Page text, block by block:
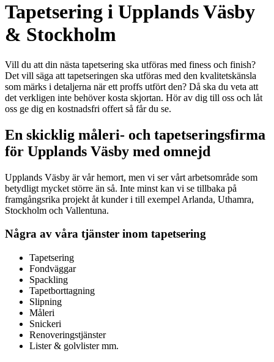
Tapetsering i Upplands Väsby
& Stockholm
Vill du att din nästa tapetsering ska utföras med finess och finish?
Det vill säga att tapetseringen ska utföras med den kvalitetskänsla
som märks i detaljerna när ett proffs utfört den? Då ska du veta att
det verkligen inte behöver kosta skjortan. Hör av dig till oss och låt
oss ge dig en kostnadsfri offert så får du se.
En skicklig måleri- och tapetseringsfirma
för Upplands Väsby med omnejd
Upplands Väsby är vår hemort, men vi ser vårt arbetsområde som
betydligt mycket större än så. Inte minst kan vi se tillbaka på
framgångsrika projekt åt kunder i till exempel Arlanda, Uthamra,
Stockholm och Vallentuna.
Några av våra tjänster inom tapetsering
Tapetsering
Fondväggar
Spackling
Tapetborttagning
Slipning
Måleri
Snickeri
Renoveringstjänster
Lister & golvlister mm.